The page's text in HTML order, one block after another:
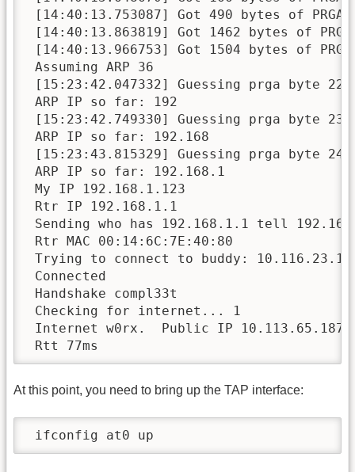
[14:40:13.753087] Got 490 bytes of
[14:40:13.863819] Got 1462 bytes of
[14:40:13.966753] Got 1504 bytes of
Assuming ARP 36
[15:23:42.047332] Guessing prga byte 22
ARP IP so far: 192
[15:23:42.749330] Guessing prga byte 23
ARP IP so far: 192.168
[15:23:43.815329] Guessing prga byte 24
ARP IP so far: 192.168.1
My IP 192.168.1.123
Rtr IP 192.168.1.1
Sending who has 192.168.1.1 tell
Rtr MAC 00:14:6C:7E:40:80
Trying to connect to buddy:
Connected
Handshake compl33t
Checking for internet... 1
Internet w0rx.  Public IP 10.113.65.187
Rtt 77ms
At this point, you need to bring up the TAP interface:
ifconfig at0 up